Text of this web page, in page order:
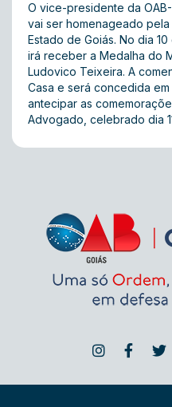
O vice-presidente da
vai ser homenageado
Estado de Goiás. No dia
irá receber a Medalha do
Ludovico Teixeira. A
Casa e será concedida
antecipar as
Advogado, celebrado dia